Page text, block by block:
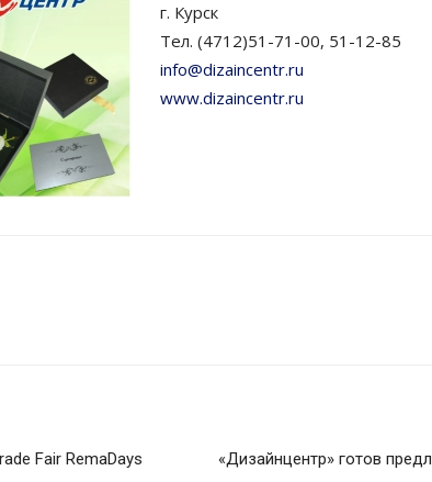
г. Курск
Тел. (4712)51-71-00, 51-12-85
info@dizaincentr.ru
www.dizaincentr.ru
Fair RemaDays
«Дизайнцентр» готов